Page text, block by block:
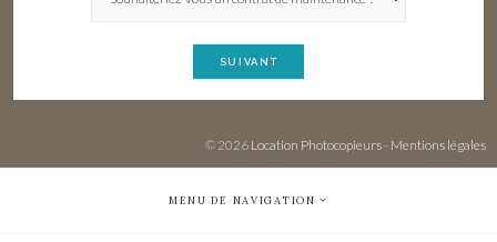
SUIVANT
© 2026 Location Photocopieurs- Mentions légales
MENU DE NAVIGATION